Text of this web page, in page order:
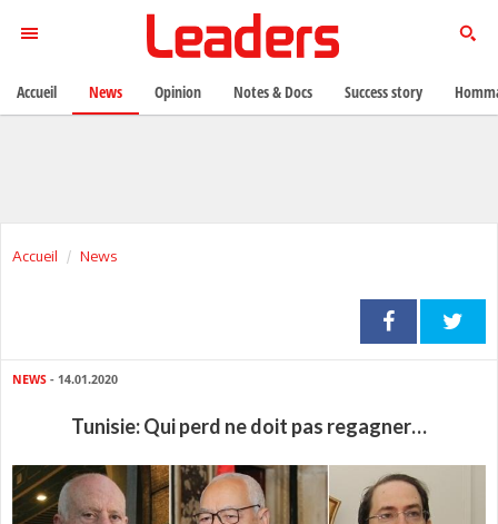
Accueil News
NEWS - 14.01.2020
Tunisie: Qui perd ne doit pas regagner…
Accueil News Opinion Notes & Docs Success story